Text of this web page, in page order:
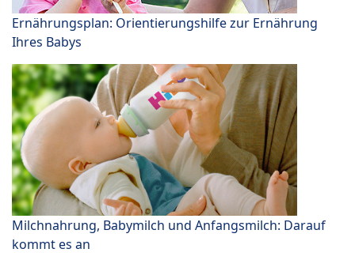
Ernährungsplan: Orientierungshilfe zur Ernährung
Ihres Babys
Milchnahrung, Babymilch und Anfangsmilch: Darauf
kommt es an